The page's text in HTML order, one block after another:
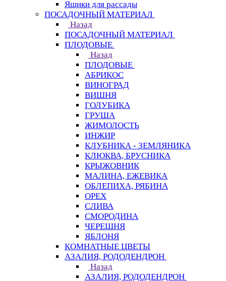
Ящики для рассады
ПОСАДОЧНЫЙ МАТЕРИАЛ
Назад
ПОСАДОЧНЫЙ МАТЕРИАЛ
ПЛОДОВЫЕ
Назад
ПЛОДОВЫЕ
АБРИКОС
ВИНОГРАД
ВИШНЯ
ГОЛУБИКА
ГРУША
ЖИМОЛОСТЬ
ИНЖИР
КЛУБНИКА - ЗЕМЛЯНИКА
КЛЮКВА, БРУСНИКА
КРЫЖОВНИК
МАЛИНА, ЕЖЕВИКА
ОБЛЕПИХА, РЯБИНА
ОРЕХ
СЛИВА
СМОРОДИНА
ЧЕРЕШНЯ
ЯБЛОНЯ
КОМНАТНЫЕ ЦВЕТЫ
АЗАЛИЯ, РОДОДЕНДРОН
Назад
АЗАЛИЯ, РОДОДЕНДРОН